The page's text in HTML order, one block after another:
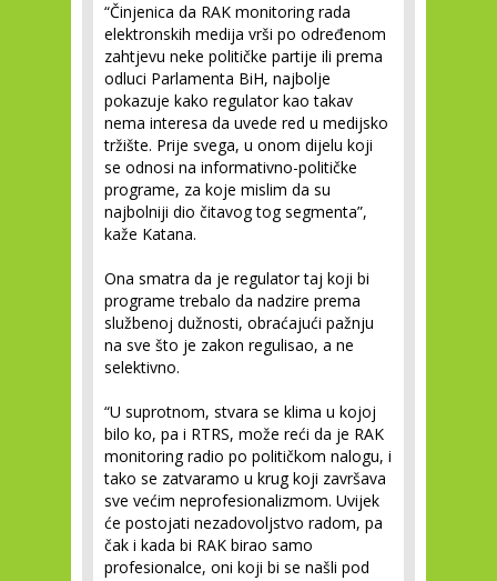
“Činjenica da RAK monitoring rada
elektronskih medija vrši po određenom
zahtjevu neke političke partije ili prema
odluci Parlamenta BiH, najbolje
pokazuje kako regulator kao takav
nema interesa da uvede red u medijsko
tržište. Prije svega, u onom dijelu koji
se odnosi na informativno-političke
programe, za koje mislim da su
najbolniji dio čitavog tog segmenta”,
kaže Katana.
Ona smatra da je regulator taj koji bi
programe trebalo da nadzire prema
službenoj dužnosti, obraćajući pažnju
na sve što je zakon regulisao, a ne
selektivno.
“U suprotnom, stvara se klima u kojoj
bilo ko, pa i RTRS, može reći da je RAK
monitoring radio po političkom nalogu, i
tako se zatvaramo u krug koji završava
sve većim neprofesionalizmom. Uvijek
će postojati nezadovoljstvo radom, pa
čak i kada bi RAK birao samo
profesionalce, oni koji bi se našli pod